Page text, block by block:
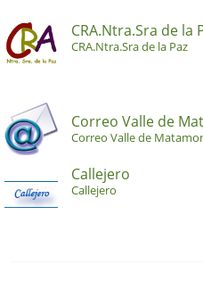
CRA.Ntra.Sra de la
CRA.Ntra.Sra de la Paz
Correo Valle de
Correo Valle de
Callejero
Callejero